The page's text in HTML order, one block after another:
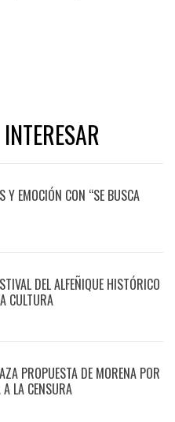
Y EMOCIÓN CON “SE BUSCA
DEL ALFEÑIQUE HISTÓRICO
CULTURA
PROPUESTA DE MORENA POR
LA CENSURA